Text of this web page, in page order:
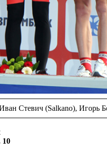
Стевич (Salkano), Игорь
10